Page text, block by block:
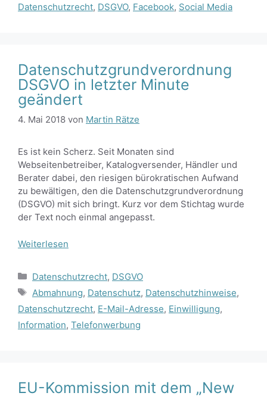
Datenschutzrecht, DSGVO, Facebook, Social Media
Datenschutzgrundverordnung
DSGVO in letzter Minute
geändert
4. Mai 2018 von Martin Rätze
Es ist kein Scherz. Seit Monaten sind
Webseitenbetreiber, Katalogversender, Händler und
Berater dabei, den riesigen bürokratischen Aufwand
zu bewältigen, den die Datenschutzgrundverordnung
(DSGVO) mit sich bringt. Kurz vor dem Stichtag wurde
der Text noch einmal angepasst.
Weiterlesen
Kategorien
Datenschutzrecht, DSGVO
Schlagwörter
Abmahnung, Datenschutz, Datenschutzhinweise,
Datenschutzrecht, E-Mail-Adresse, Einwilligung,
Information, Telefonwerbung
EU-Kommission mit dem „New